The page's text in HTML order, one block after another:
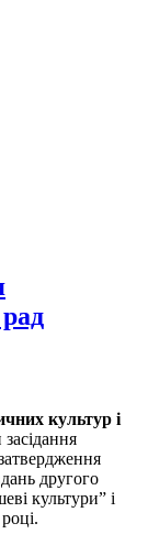
культур і
другого
культури” і